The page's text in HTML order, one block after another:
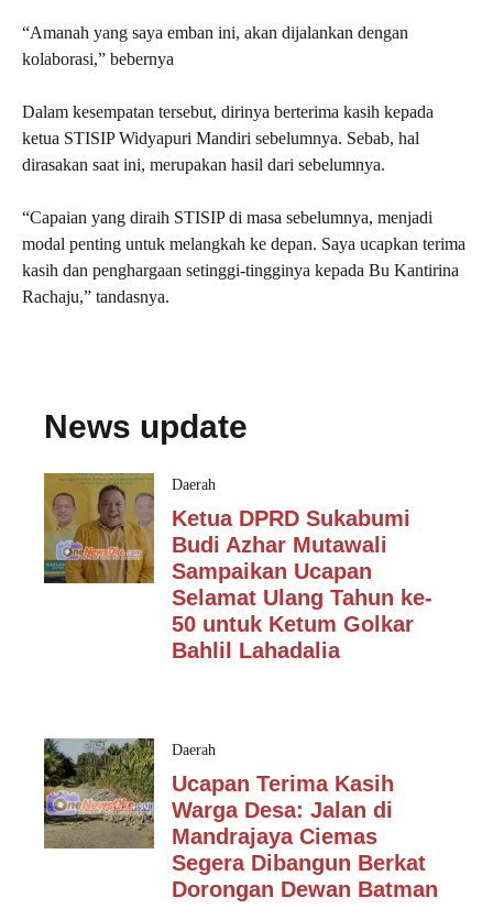
“Amanah yang saya emban ini, akan dijalankan dengan
kolaborasi,” bebernya
Dalam kesempatan tersebut, dirinya berterima kasih kepada
ketua STISIP Widyapuri Mandiri sebelumnya. Sebab, hal
dirasakan saat ini, merupakan hasil dari sebelumnya.
“Capaian yang diraih STISIP di masa sebelumnya, menjadi
modal penting untuk melangkah ke depan. Saya ucapkan terima
kasih dan penghargaan setinggi-tingginya kepada Bu Kantirina
Rachaju,” tandasnya.
News update
Daerah
Ketua DPRD Sukabumi
Budi Azhar Mutawali
Sampaikan Ucapan
Selamat Ulang Tahun ke-
50 untuk Ketum Golkar
Bahlil Lahadalia
Daerah
Ucapan Terima Kasih
Warga Desa: Jalan di
Mandrajaya Ciemas
Segera Dibangun Berkat
Dorongan Dewan Batman